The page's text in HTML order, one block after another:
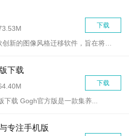
下载
下载
下载
下载 Gogh官方版是一款集养...
专注手机版